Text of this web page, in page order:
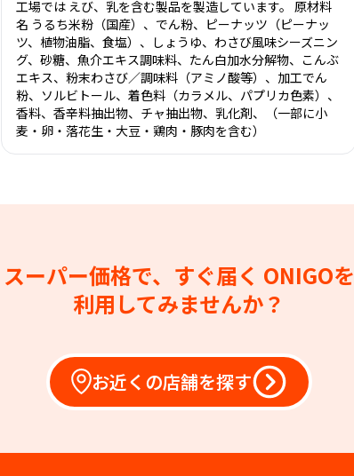
工場では えび、乳を含む製品を製造しています。 原材料
名 うるち米粉（国産）、でん粉、ピーナッツ（ピーナッ
ツ、植物油脂、食塩）、しょうゆ、わさび風味シーズニン
グ、砂糖、魚介エキス調味料、たん白加水分解物、こんぶ
エキス、粉末わさび／調味料（アミノ酸等）、加工でん
粉、ソルビトール、着色料（カラメル、パプリカ色素）、
香料、香辛料抽出物、チャ抽出物、乳化剤、（一部に小
麦・卵・落花生・大豆・鶏肉・豚肉を含む）
スーパー価格で、すぐ届く ONIGOを
利用してみませんか？
お近くの店舗を探す